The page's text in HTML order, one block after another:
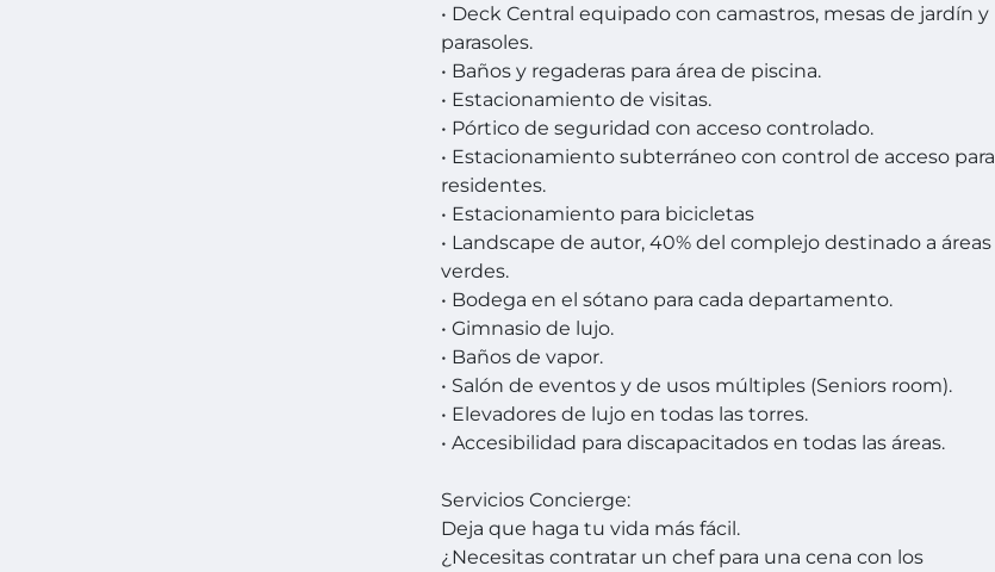
• Deck Central equipado con camastros, mesas de jardín y
parasoles.
• Baños y regaderas para área de piscina.
• Estacionamiento de visitas.
• Pórtico de seguridad con acceso controlado.
• Estacionamiento subterráneo con control de acceso para
residentes.
• Estacionamiento para bicicletas
• Landscape de autor, 40% del complejo destinado a áreas
verdes.
• Bodega en el sótano para cada departamento.
• Gimnasio de lujo.
• Baños de vapor.
• Salón de eventos y de usos múltiples (Seniors room).
• Elevadores de lujo en todas las torres.
• Accesibilidad para discapacitados en todas las áreas.
Servicios Concierge:
Deja que haga tu vida más fácil.
¿Necesitas contratar un chef para una cena con los